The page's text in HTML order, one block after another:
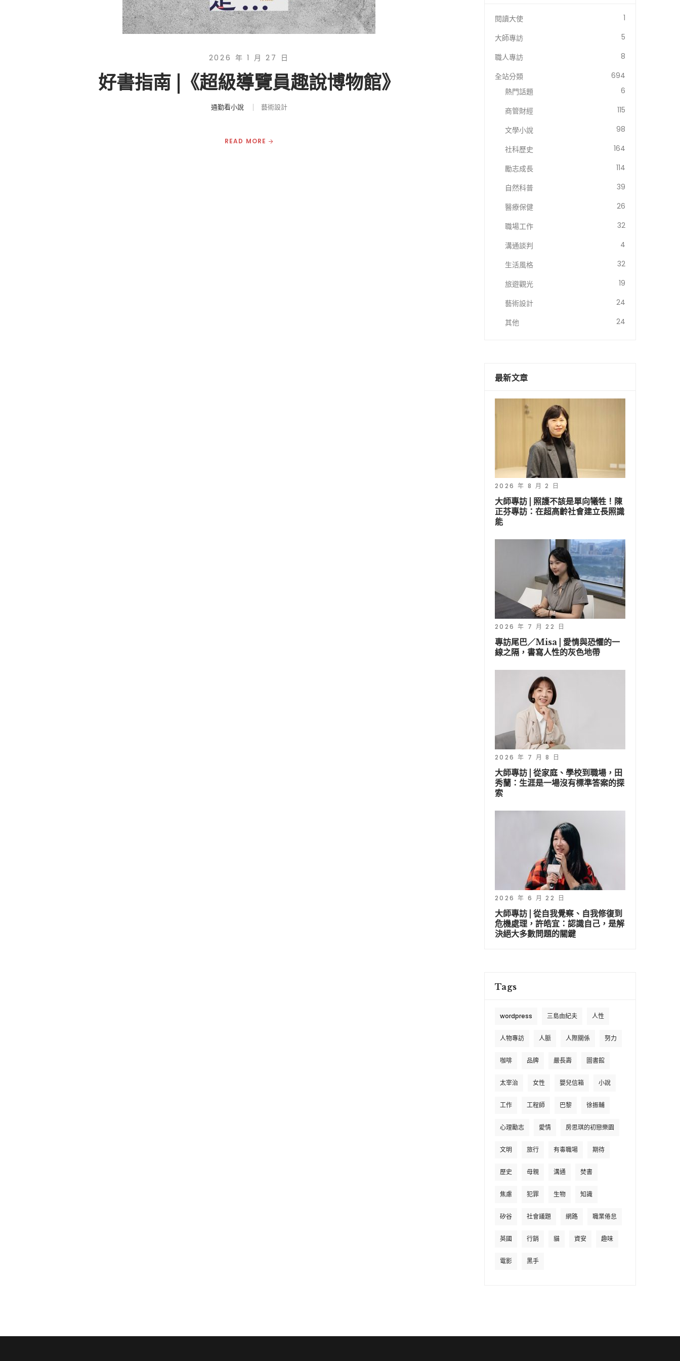
2026 年 1 月 27 日
好書指南 |《超級導覽員趣說博物館》
通勤看小說 藝術設計
READ MORE
閱讀大使
1
大師專訪
5
職人專訪
8
全站分類
694
熱門話題
6
商管財經
115
文學小說
98
社科歷史
164
勵志成長
114
自然科普
39
醫療保健
26
職場工作
32
溝通談判
4
生活風格
32
旅遊觀光
19
藝術設計
24
其他
24
最新文章
2026 年 8 月 2 日
大師專訪 | 照護不該是單向犧牲！陳
正芬專訪：在超高齡社會建立長照識
能
2026 年 7 月 22 日
專訪尾巴／Misa | 愛情與恐懼的一
線之隔，書寫人性的灰色地帶
2026 年 7 月 8 日
大師專訪 | 從家庭、學校到職場，田
秀蘭：生涯是一場沒有標準答案的探
索
2026 年 6 月 22 日
大師專訪 | 從自我覺察、自我修復到
危機處理，許皓宜：認識自己，是解
決絕大多數問題的關鍵
Tags
wordpress 三島由紀夫 人性
人物專訪 人脈 人際關係 努力
咖啡 品牌 嚴長壽 圖書館
太宰治 女性 嬰兒信箱 小說
工作 工程師 巴黎 徐振輔
心理勵志 愛情 房思琪的初戀樂園
文明 旅行 有毒職場 期待
歷史 母親 溝通 焚書
焦慮 犯罪 生物 知識
矽谷 社會議題 網路 職業倦怠
英國 行銷 貓 資安 趣味
電影 黑手